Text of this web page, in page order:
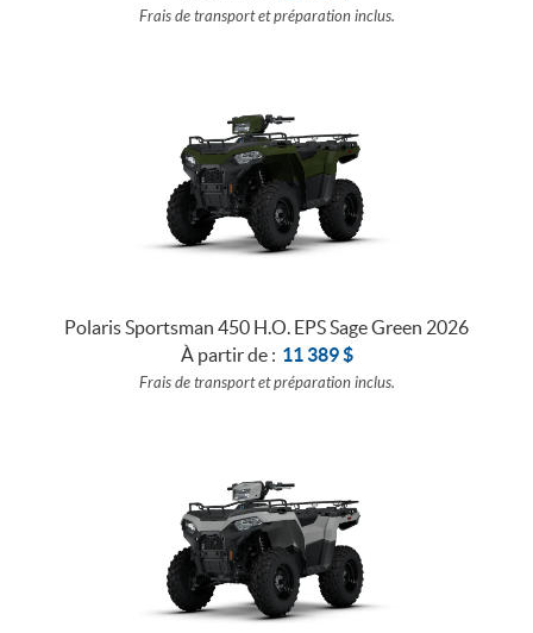
Frais de transport et préparation inclus.
Polaris Sportsman 450 H.O. EPS Sage Green 2026
À partir de : 11 389$
Frais de transport et préparation inclus.